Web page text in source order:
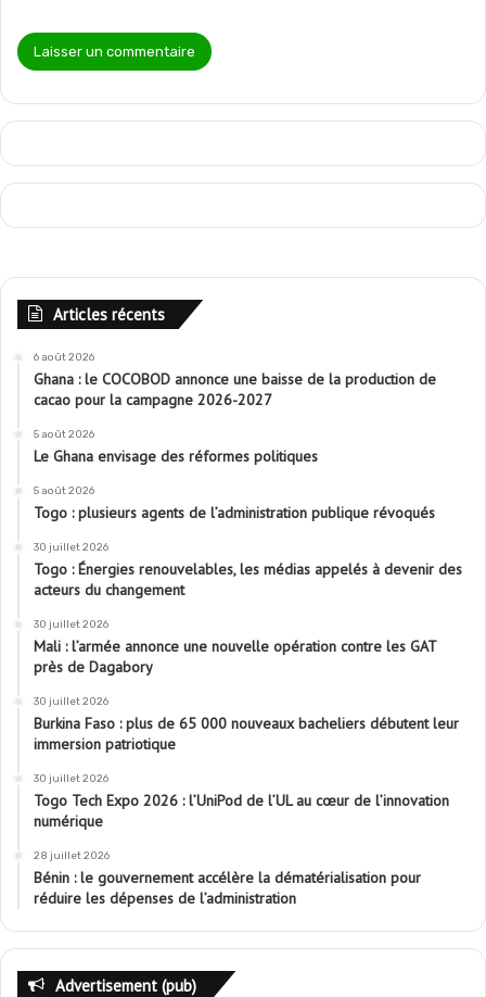
Articles récents
6 août 2026
Ghana : le COCOBOD annonce une baisse de la production de
cacao pour la campagne 2026-2027
5 août 2026
Le Ghana envisage des réformes politiques
5 août 2026
Togo : plusieurs agents de l’administration publique révoqués
30 juillet 2026
Togo : Énergies renouvelables, les médias appelés à devenir des
acteurs du changement
30 juillet 2026
Mali : l’armée annonce une nouvelle opération contre les GAT
près de Dagabory
30 juillet 2026
Burkina Faso : plus de 65 000 nouveaux bacheliers débutent leur
immersion patriotique
30 juillet 2026
Togo Tech Expo 2026 : l’UniPod de l’UL au cœur de l’innovation
numérique
28 juillet 2026
Bénin : le gouvernement accélère la dématérialisation pour
réduire les dépenses de l’administration
Advertisement (pub)